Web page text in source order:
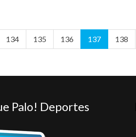
134 135 136 137 138
Palo! Deportes